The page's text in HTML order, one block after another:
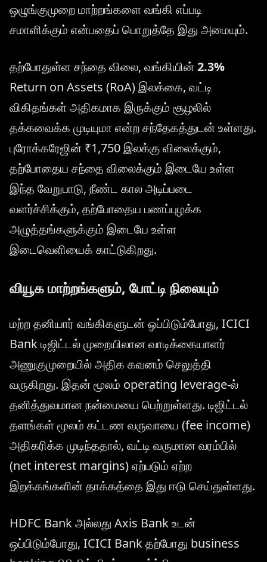
ஒழுங்குமுறை மாற்றங்களை வங்கி எப்படி
சமாளிக்கும் என்பதைப் பொறுத்தே இது அமையும்.
தற்போதுள்ள சந்தை விலை, வங்கியின்2.3%
Return on Assets (RoA) இலக்கை, வட்டி
விகிதங்கள் அதிகமாக இருக்கும் சூழலில்
தக்கவைக்க முடியுமா என்ற சந்தேகத்துடன் உள்ளது.
புரோக்கரேஜின் ₹1,750 இலக்கு விலைக்கும்,
தற்போதைய சந்தை விலைக்கும் இடையே உள்ள
இந்த வேறுபாடு, நீண்ட கால அடிப்படை
வளர்ச்சிக்கும், தற்போதைய பணப்புழக்க
அழுத்தங்களுக்கும் இடையே உள்ள
இடைவெளியைக் காட்டுகிறது.
வியூக மாற்றங்களும், போட்டி நிலையும்
மற்ற தனியார் வங்கிகளுடன் ஒப்பிடும்போது, ICICI
Bank டிஜிட்டல் முறையிலான வாடிக்கையாளர்
அணுகுமுறையில் அதிக கவனம் செலுத்தி
வருகிறது. இதன் மூலம் operating leverage-ல்
தனித்துவமான நன்மையை பெற்றுள்ளது. டிஜிட்டல்
தளங்கள் மூலம் கட்டண வருவாயை (fee income)
அதிகரிக்க முடிந்ததால், வட்டி வருமான வரம்பில்
(net interest margins) ஏற்படும் ஏற்ற
இறக்கங்களின் தாக்கத்தை இது ஈடு செய்துள்ளது.
HDFC Bank அல்லது Axis Bank உடன்
ஒப்பிடும்போது, ICICI Bank தற்போது business